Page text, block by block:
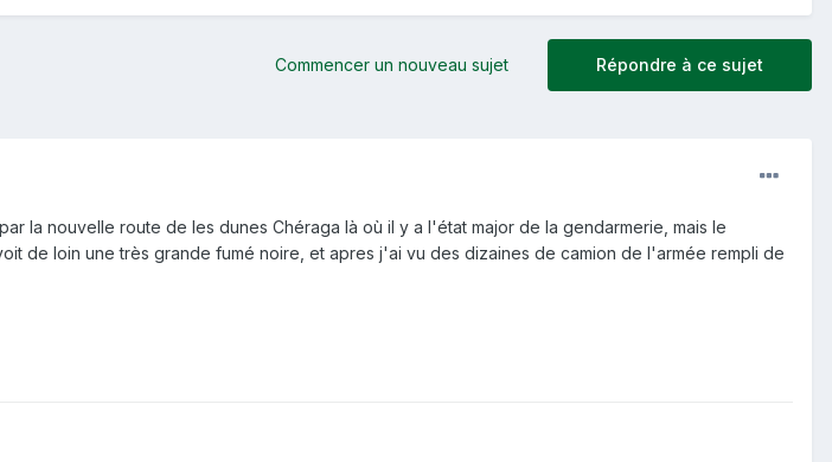
Répondre à ce sujet
Commencer un nouveau sujet
la nouvelle route de les dunes Chéraga là où il y a l'état major de la gendarmerie, mais le
de loin une très grande fumé noire, et apres j'ai vu des dizaines de camion de l'armée rempli de